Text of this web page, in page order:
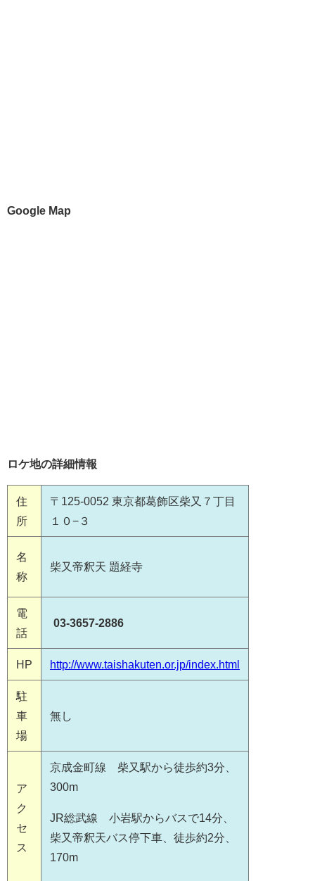
Google Map
ロケ地の詳細情報
住
所
〒125-0052 東京都葛飾区柴又７丁目
１０−３
名
称
柴又帝釈天 題経寺
電
話
03-3657-2886
HP http://www.taishakuten.or.jp/index.html
駐
車
場
無し
ア
ク
セ
ス
京成金町線 柴又駅から徒歩約3分、
300m
JR総武線 小岩駅からバスで14分、
柴又帝釈天バス停下車、徒歩約2分、
170m